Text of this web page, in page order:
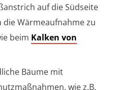
auf die Südseite
die Wärmeaufnahme zu
beim Kalken von
Bäume mit
wie z.B.